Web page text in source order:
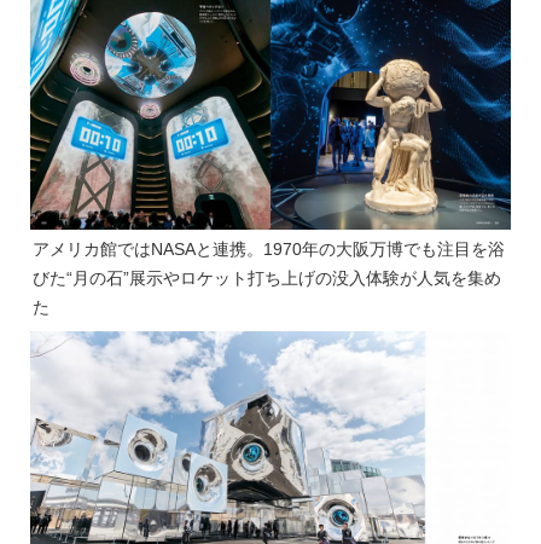
アメリカ館ではNASAと連携。1970年の大阪万博でも注目を浴
びた“月の石”展示やロケット打ち上げの没入体験が人気を集め
た